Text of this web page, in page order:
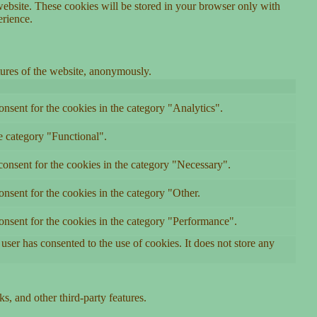
These cookies will be stored in your browser only with
of the website, anonymously.
for the cookies in the category "Analytics".
category "Functional".
for the cookies in the category "Necessary".
for the cookies in the category "Other.
for the cookies in the category "Performance".
has consented to the use of cookies. It does not store any
and other third-party features.